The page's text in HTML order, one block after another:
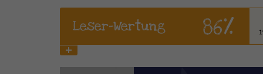
Leser-Wertung 86%